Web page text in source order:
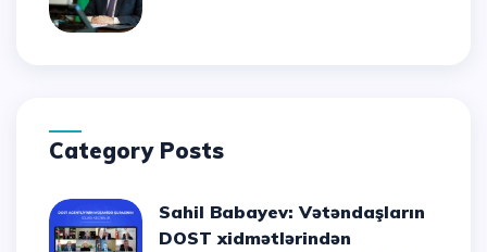
Category Posts
Sahil Babayev: Vətəndaşların
DOST xidmətlərindən